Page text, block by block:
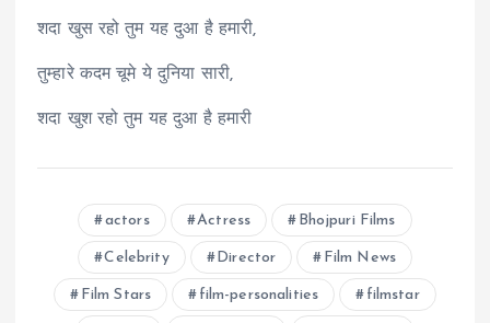
शदा खुस रहो तुम यह दुआ है हमारी,
तुम्हारे कदम चूमे ये दुनिया सारी,
शदा खुश रहो तुम यह दुआ है हमारी
actors Actress Bhojpuri Films
Celebrity Director Film News
Film Stars film-personalities filmstar